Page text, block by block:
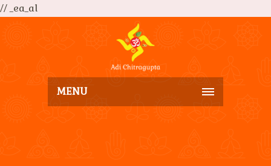
// _ea_al
MENU